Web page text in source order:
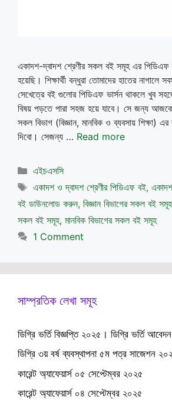
একাদশ-দ্বাদশ শ্রেণীর সকল বই সমূহ এর পিডিএফ
হয়েছি। শিক্ষার্থী বন্ধুরা তোমাদের হাতের নাগালে
সেখেত্রে বই গুলোর পিডিএফ ভার্সন থাকলে খুব
বিষয় পড়তে পারা সহজ হয়ে যাবে। সে জন্য
সকল বিভাগ (বিজ্ঞান, মানবিক ও ব্যবসায় শিক্ষা)
দিবো। সেজন্য … Read more
Categories
এইচএসসি
Tags
একাদশ ও দ্বাদশ শ্রেণীর পিডিএফ বই,
বই ডাউনলোড করুন, বিজ্ঞান বিভাগের সকল বই সমূহ
সকল বই সমূহ, মানবিক বিভাগের সকল বই সমূহ
1 Comment
সাম্প্রতিক লেখা সমূহ
ডিগ্রি ভর্তি বিজ্ঞপ্তি ২০২৫। ডিগ্রি ভর্তি
ডিগ্রি ৩য় বর্ষ ব্যবস্থাপনা ৫ম পত্র সাজেশন
কারেন্ট অ্যাফেয়ার্স ০৫ সেপ্টেম্বর ২০২৫
কারেন্ট অ্যাফেয়ার্স ০৪ সেপ্টেম্বর ২০২৫